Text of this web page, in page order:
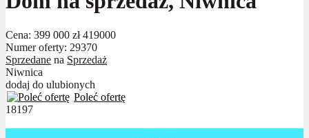
Cena: 399 000 zł419000
Numer oferty: 29370
Sprzedane na Sprzedaż
Niwnica
dodaj do ulubionych
Poleć ofertę
18197